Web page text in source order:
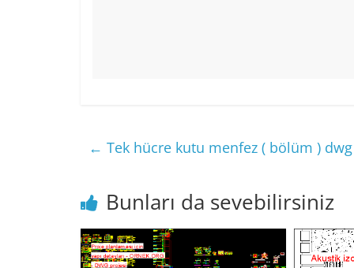
← Tek hücre kutu menfez ( bölüm )
Bunları da sevebilirsiniz